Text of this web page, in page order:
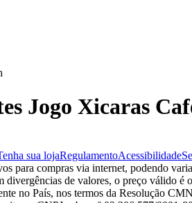
Jogo Xicaras
sua lojaRegulamentoAcessibilidade
para compras via internet, podendo
divergências de valores, o preço válido é
no País, nos termos da Resolução